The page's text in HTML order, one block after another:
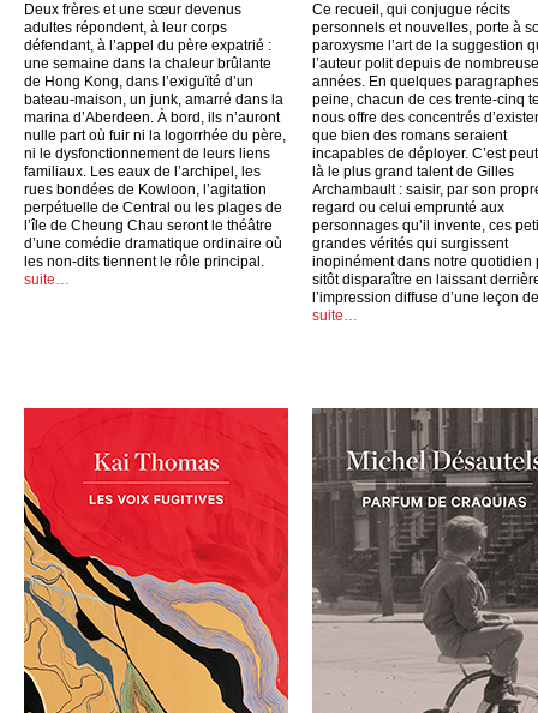
Deux frères et une sœur devenus
adultes répondent, à leur corps
défendant, à l’appel du père expatrié :
une semaine dans la chaleur brûlante
de Hong Kong, dans l’exiguïté d’un
bateau-maison, un junk, amarré dans la
marina d’Aberdeen. À bord, ils n’auront
nulle part où fuir ni la logorrhée du père,
ni le dysfonctionnement de leurs liens
familiaux. Les eaux de l’archipel, les
rues bondées de Kowloon, l’agitation
perpétuelle de Central ou les plages de
l’île de Cheung Chau seront le théâtre
d’une comédie dramatique ordinaire où
les non-dits tiennent le rôle principal.
suite…
Ce recueil, qui conjugue récits
personnels et nouvelles, porte à
paroxysme l’art de la suggestion
l’auteur polit depuis de
années. En quelques
peine, chacun de ces trente-cinq
nous offre des concentrés
que bien des romans seraient
incapables de déployer. C’est
là le plus grand talent de Gilles
Archambault : saisir, par son
regard ou celui emprunté aux
personnages qu’il invente, ces
grandes vérités qui surgissent
inopinément dans notre quotidien
sitôt disparaître en laissant
l’impression diffuse d’une leçon
suite…